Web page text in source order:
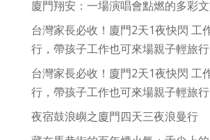
廈門翔安：一場演唱會點燃的多彩
台灣家長必收！廈門2天1夜快閃 工
行，帶孩子工作也可來場親子輕旅行
台灣家長必收！廈門2天1夜快閃 工
行，帶孩子工作也可來場親子輕旅行
夜宿鼓浪嶼之廈門四天三夜浪曼行